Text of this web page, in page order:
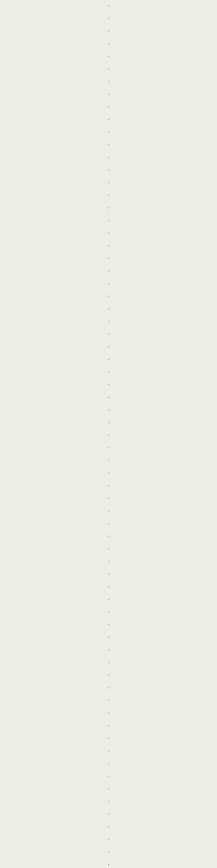
.
.
.
.
.
.
.
.
.
.
.
.
.
.
.
.
.
.
.
.
.
.
.
.
.
.
.
.
.
.
.
.
.
.
.
.
.
.
.
.
.
.
.
.
.
.
.
.
.
.
.
.
.
.
.
.
.
.
.
.
.
.
.
.
.
.
.
.
.